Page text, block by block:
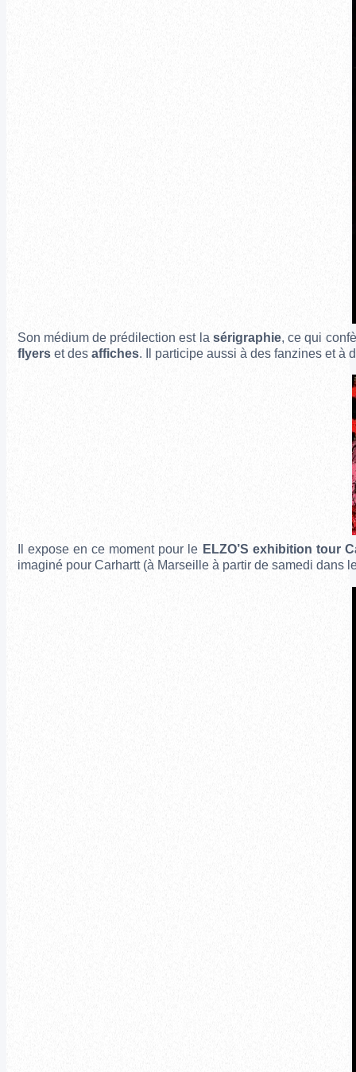
Son médium de prédilection est la sérigraphie, ce qui
flyerset des affiches. Il participe aussi à des fanzines et à
Il expose en ce moment pour le ELZO’S exhibition tour
imaginé pour Carhartt (à Marseille à partir de samedi dans